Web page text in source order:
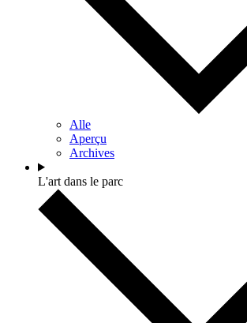
Alle
Aperçu
Archives
L'art dans le parc